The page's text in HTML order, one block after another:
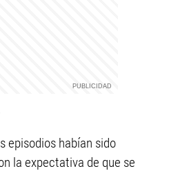
episodios habían sido
la expectativa de que se